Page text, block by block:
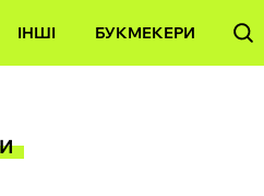
ІНШІ БУКМЕКЕРИ